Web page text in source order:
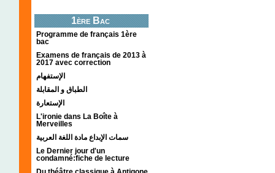
1ère Bac
Programme de français 1ère
bac
Examens de français de 2013 à
2017 avec correction
الإستفهام
الطباق و المقابلة
الإستعارة
L'ironie dans La Boîte à
Merveilles
سمات الإبداع مادة اللغة العربية
Le Dernier jour d'un
condamné:fiche de lecture